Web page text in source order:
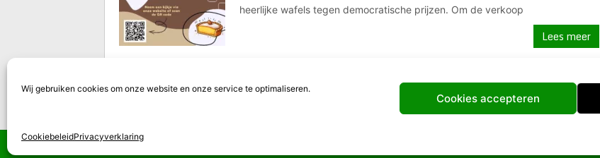
Wij gebruiken cookies om onze website en onze service te optimaliseren.
Cookies accepteren
CookiebeleidPrivacyverklaring
heerlijke wafels tegen democratische prijzen. Om de verkoop
Lees meer
Berichten
1 2 3 … 8